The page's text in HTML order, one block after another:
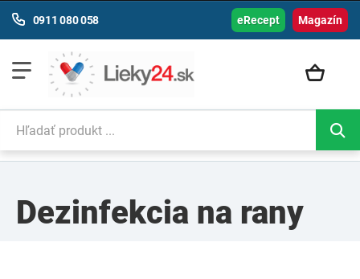
Magazín
0911 080 058 eRecept
Dezinfekcia na rany